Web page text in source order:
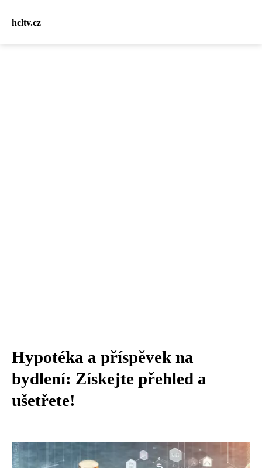
hcltv.cz
Hypotéka a příspěvek na
bydlení: Získejte přehled a
ušetřete!